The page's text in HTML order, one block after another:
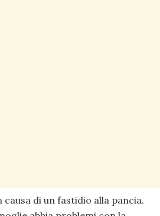
causa di un fastidio alla pancia.